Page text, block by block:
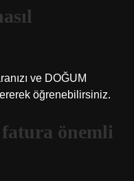
ve DOĞUM
öğrenebilirsiniz.
önemli